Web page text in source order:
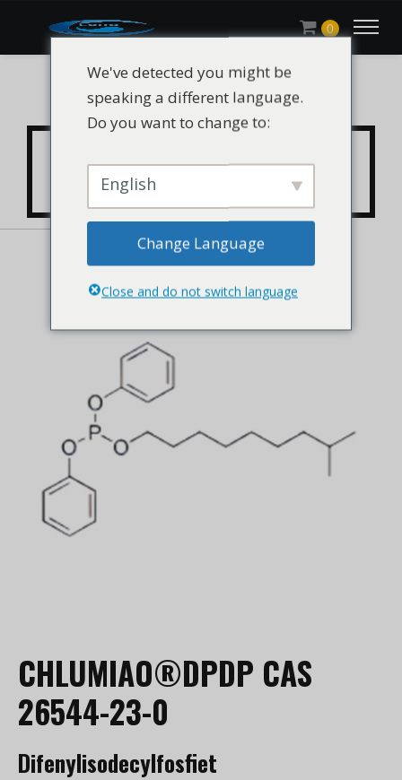
0
CHLUMIAO®DPDP CAS
26544-23-0
CHLUMIAO®DPDP CAS
26544-23-0
Difenylisodecylfosfiet
We've detected you might be
speaking a different language.
Do you want to change to:
English
Change Language
Close and do not switch language